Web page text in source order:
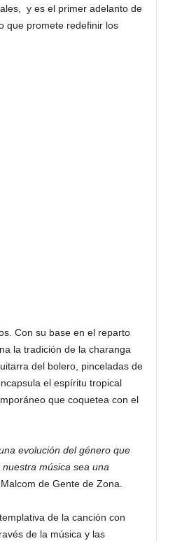
y es el primer adelanto de
que promete redefinir los
Con su base en el reparto
la tradición de la charanga
del bolero, pinceladas de
el espíritu tropical
que coquetea con el
evolución del género que
música sea una
de Gente de Zona.
de la canción con
de la música y las